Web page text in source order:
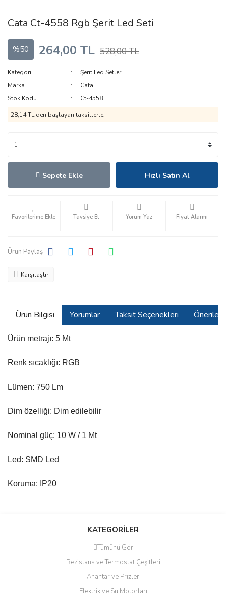
Cata Ct-4558 Rgb Şerit Led Seti
%50 264,00 TL 528,00 TL
Kategori
Şerit Led Setleri
Marka
Cata
Stok Kodu
Ct-4558
28,14 TL den başlayan taksitlerle!
Sepete Ekle Hızlı Satın Al
Tavsiye Et Yorum Yaz Fiyat Alarmı
Ürün Paylaş
Karşılaştır
Ürün Bilgisi Yorumlar Taksit Seçenekleri
Ürün metrajı: 5 Mt
Renk sıcaklığı: RGB
Lümen: 750 Lm
Dim özelliği: Dim edilebilir
Nominal güç: 10 W / 1 Mt
Led: SMD Led
Koruma: IP20
Bu ürüne ilk yorumu siz yapın!
Ürün resmi kalitesiz, bozuk veya görüntülenemiyor.
Ürün açıklamasında eksik bilgiler bulunuyor.
Ürün bilgilerinde hatalar bulunuyor.
KATEGORİLER
Tümünü Gör
Rezistans ve Termostat Çeşitleri
Anahtar ve Prizler
Elektrik ve Su Motorları